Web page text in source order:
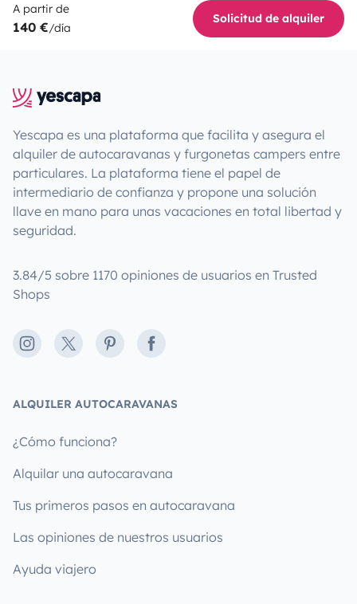
A partir de
140 €/día
Solicitud de alquiler
Yescapa es una plataforma que facilita y asegura el
alquiler de autocaravanas y furgonetas campers entre
particulares. La plataforma tiene el papel de
intermediario de confianza y propone una solución
llave en mano para unas vacaciones en total libertad y
seguridad.
3.84/5 sobre 1170 opiniones de usuarios en Trusted
Shops
Instagram
X PinterestFacebook
ALQUILER AUTOCARAVANAS
¿Cómo funciona?
Alquilar una autocaravana
Tus primeros pasos en autocaravana
Las opiniones de nuestros usuarios
Ayuda viajero